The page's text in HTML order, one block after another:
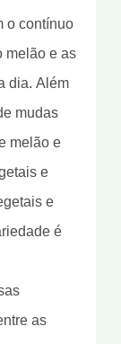
o contínuo
melão e as
dia. Além
mudas
melão e
e
e
é
as